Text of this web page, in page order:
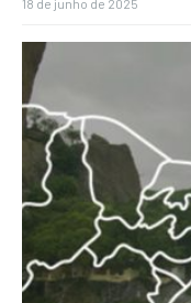
18 de junho de 2025